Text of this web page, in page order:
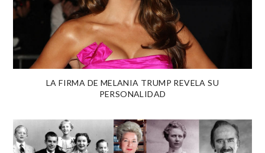
LA FIRMA DE MELANIA TRUMP REVELA SU
PERSONALIDAD